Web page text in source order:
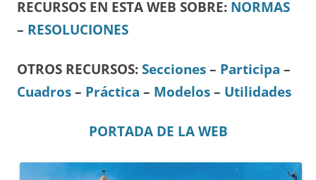
RECURSOS EN ESTA WEB SOBRE: NORMAS
– RESOLUCIONES
OTROS RECURSOS: Secciones – Participa –
Cuadros – Práctica – Modelos – Utilidades
PORTADA DE LA WEB